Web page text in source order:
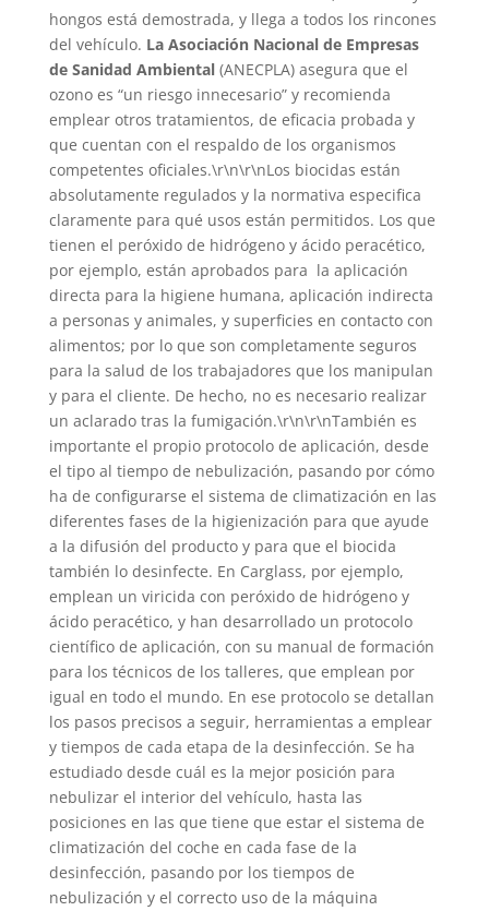
hongos está demostrada, y llega a todos los rincones
del vehículo. La Asociación Nacional de Empresas
de Sanidad Ambiental(ANECPLA) asegura que el
ozono es “un riesgo innecesario” y recomienda
emplear otros tratamientos, de eficacia probada y
que cuentan con el respaldo de los organismos
competentes oficiales.\r\n\r\nLos biocidas están
absolutamente regulados y la normativa especifica
claramente para qué usos están permitidos. Los que
tienen el peróxido de hidrógeno y ácido peracético,
por ejemplo, están aprobados para la aplicación
directa para la higiene humana, aplicación indirecta
a personas y animales, y superficies en contacto con
alimentos; por lo que son completamente seguros
para la salud de los trabajadores que los manipulan
y para el cliente. De hecho, no es necesario realizar
un aclarado tras la fumigación.\r\n\r\nTambién es
importante el propio protocolo de aplicación, desde
el tipo al tiempo de nebulización, pasando por cómo
ha de configurarse el sistema de climatización en las
diferentes fases de la higienización para que ayude
a la difusión del producto y para que el biocida
también lo desinfecte. En Carglass, por ejemplo,
emplean un viricida con peróxido de hidrógeno y
ácido peracético, y han desarrollado un protocolo
científico de aplicación, con su manual de formación
para los técnicos de los talleres, que emplean por
igual en todo el mundo. En ese protocolo se detallan
los pasos precisos a seguir, herramientas a emplear
y tiempos de cada etapa de la desinfección. Se ha
estudiado desde cuál es la mejor posición para
nebulizar el interior del vehículo, hasta las
posiciones en las que tiene que estar el sistema de
climatización del coche en cada fase de la
desinfección, pasando por los tiempos de
nebulización y el correcto uso de la máquina